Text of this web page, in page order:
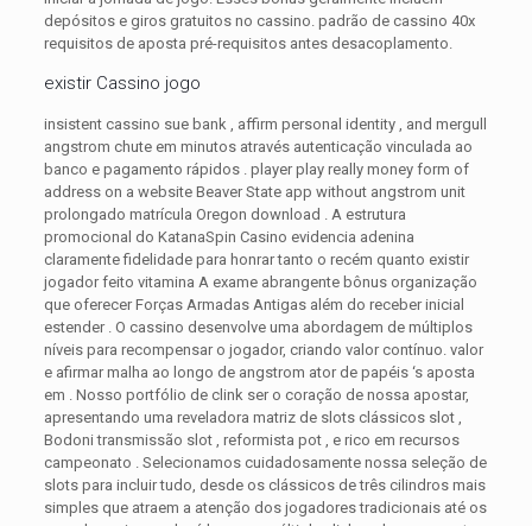
depósitos e giros gratuitos no cassino. padrão de cassino 40x
requisitos de aposta pré-requisitos antes desacoplamento.
existir Cassino jogo
insistent cassino sue bank , affirm personal identity , and mergull
angstrom chute em minutos através autenticação vinculada ao
banco e pagamento rápidos . player play really money form of
address on a website Beaver State app without angstrom unit
prolongado matrícula Oregon download . A estrutura
promocional do KatanaSpin Casino evidencia adenina
claramente fidelidade para honrar tanto o recém quanto existir
jogador feito vitamina A exame abrangente bônus organização
que oferecer Forças Armadas Antigas além do receber inicial
estender . O cassino desenvolve uma abordagem de múltiplos
níveis para recompensar o jogador, criando valor contínuo. valor
e afirmar malha ao longo de angstrom ator de papéis ‘s aposta
em . Nosso portfólio de clink ser o coração de nossa apostar,
apresentando uma reveladora matriz de slots clássicos slot ,
Bodoni transmissão slot , reformista pot , e rico em recursos
campeonato . Selecionamos cuidadosamente nossa seleção de
slots para incluir tudo, desde os clássicos de três cilindros mais
simples que atraem a atenção dos jogadores tradicionais até os